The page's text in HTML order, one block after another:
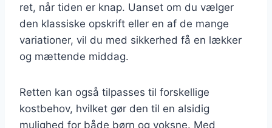
ret, når tiden er knap. Uanset om du vælger
den klassiske opskrift eller en af de mange
variationer, vil du med sikkerhed få en lækker
og mættende middag.
Retten kan også tilpasses til forskellige
kostbehov, hvilket gør den til en alsidig
mulighed for både børn og voksne. Med